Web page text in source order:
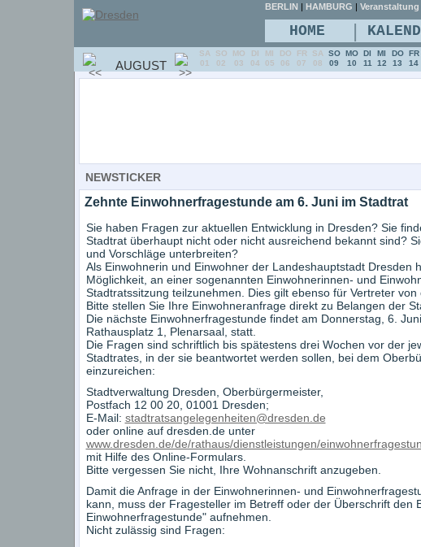
NEWSTICKER
Zehnte Einwohnerfragestunde am 6. Juni im Stadtrat
Sie haben Fragen zur aktuellen Entwicklung in Dresden? Sie
Stadtrat überhaupt nicht oder nicht ausreichend bekannt sind?
und Vorschläge unterbreiten?
Als Einwohnerin und Einwohner der Landeshauptstadt Dresden
Möglichkeit, an einer sogenannten Einwohnerinnen- und
Stadtratssitzung teilzunehmen. Dies gilt ebenso für Vertreter von
Bitte stellen Sie Ihre Einwohneranfrage direkt zu Belangen der
Die nächste Einwohnerfragestunde findet am Donnerstag, 6.
Rathausplatz 1, Plenarsaal, statt.
Die Fragen sind schriftlich bis spätestens drei Wochen vor der
Stadtrates, in der sie beantwortet werden sollen, bei dem
einzureichen:
Stadtverwaltung Dresden, Oberbürgermeister,
Postfach 12 00 20, 01001 Dresden;
E-Mail: stadtratsangelegenheiten@dresden.de
oder online auf dresden.de unter
www.dresden.de/de/rathaus/dienstleistungen/
mit Hilfe des Online-Formulars.
Bitte vergessen Sie nicht, Ihre Wohnanschrift anzugeben.
Damit die Anfrage in der Einwohnerinnen- und
kann, muss der Fragesteller im Betreff oder der Überschrift den
Einwohnerfragestunde" aufnehmen.
Nicht zulässig sind Fragen:
BERLIN | HAMBURG |
HOME |
AUGUST
SA
01
SO
02
MO
03
DI
04
MI
05
DO
06
FR
07
SA
08
SO
09
MO
10
DI
11
MI
12
DO
13
FR
14